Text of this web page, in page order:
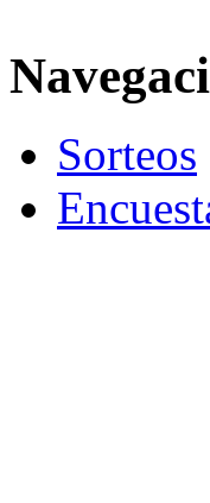
Sorteos